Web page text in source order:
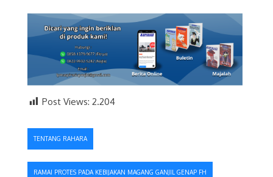
Post Views: 2.204
Navigasi
pos
TENTANG RAHARA
RAMAI PROTES PADA KEBIJAKAN MAGANG GANJIL GENAP FH